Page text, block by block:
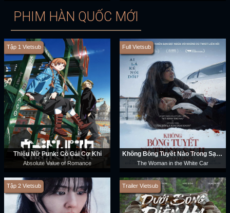
PHIM HÀN QUỐC MỚI
Tập 1 Vietsub
Thiếu Nữ Punk: Cô Gái Cơ Khí
Absolute Value of Romance
Full Vietsub
Không Bông Tuyết Nào Trong Sạch
The Woman in the White Car
Tập 2 Vietsub Trailer Vietsub